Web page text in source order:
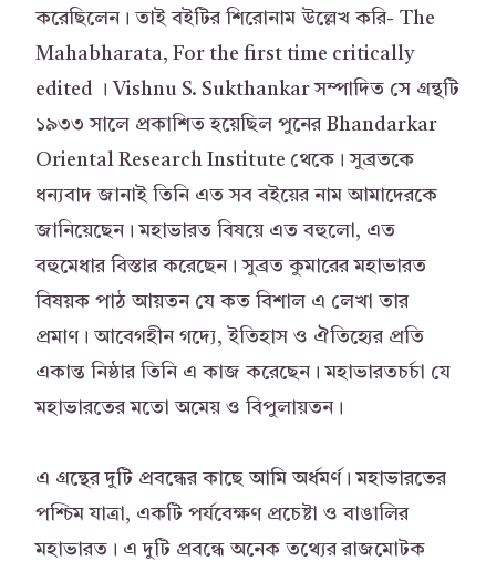
করেছিলেন। তাই বইটির শিরোনাম উল্লেখ করি- The
Mahabharata, For the first time critically
edited । Vishnu S. Sukthankar সম্পাদিত সে গ্রন্থটি
১৯৩৩ সালে প্রকাশিত হয়েছিল পুনের Bhandarkar
Oriental Research Institute থেকে। সুব্রতকে
ধন্যবাদ জানাই তিনি এত সব বইয়ের নাম আমাদেরকে
জানিয়েছেন। মহাভারত বিষয়ে এত বহুলো, এত
বহুমেধার বিস্তার করেছেন। সুব্রত কুমারের মহাভারত
বিষয়ক পাঠ আয়তন যে কত বিশাল এ লেখা তার
প্রমাণ। আবেগহীন গদ্যে, ইতিহাস ও ঐতিহ্যের প্রতি
একান্ত নিষ্ঠার তিনি এ কাজ করেছেন। মহাভারতচর্চা যে
মহাভারতের মতো অমেয় ও বিপুলায়তন।
এ গ্রন্থের দুটি প্রবন্ধের কাছে আমি অর্ধমর্ণ। মহাভারতের
পশ্চিম যাত্রা, একটি পর্যবেক্ষণ প্রচেষ্টা ও বাঙালির
মহাভারত। এ দুটি প্রবন্ধে অনেক তথ্যের রাজমোটক